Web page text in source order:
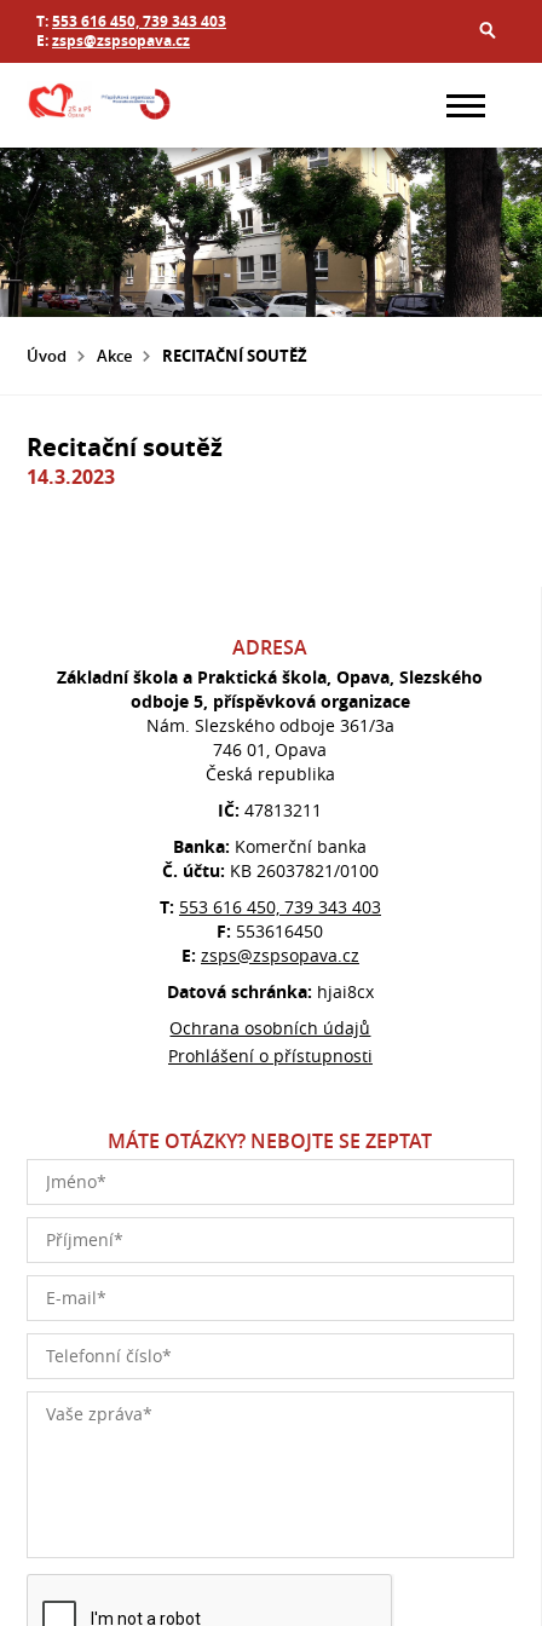
T:553 616 450, 739 343 403
E:zsps@zspsopava.cz
Úvod Akce RECITAČNÍ SOUTĚŽ
Recitační soutěž
14.3.2023
ADRESA
Základní škola a Praktická škola, Opava, Slezského
odboje 5, příspěvková organizace
Nám. Slezského odboje 361/3a
746 01, Opava
Česká republika
IČ:47813211
Banka: Komerční banka
Č. účtu: KB 26037821/0100
T: 553 616 450, 739 343 403
F: 553616450
E: zsps@zspsopava.cz
Datová schránka: hjai8cx
Ochrana osobních údajů
Prohlášení o přístupnosti
MÁTE OTÁZKY? NEBOJTE SE ZEPTAT